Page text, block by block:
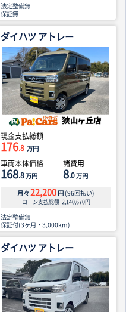
法定整備無
保証無
ダイハツ アトレー
現金支払総額
176.8 万円
車両本体価格
168.8万円
諸費用
8.0万円
月々 22,200 円 (96回払い)
ローン支払総額 2,140,670円
法定整備無
保証付(3ヶ月・3,000km)
ダイハツ アトレー